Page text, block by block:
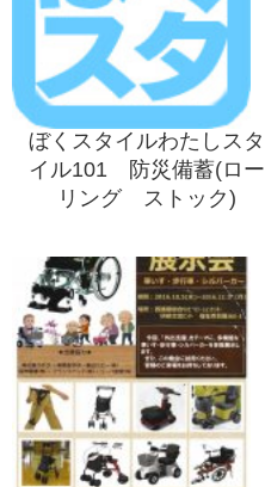
ぼくスタイルわたしスタ
イル101 防災備蓄(ロー
リング ストック)